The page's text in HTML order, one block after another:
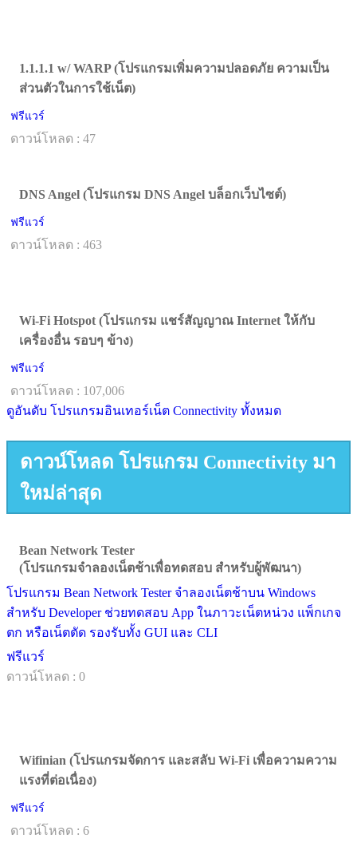
1.1.1.1 w/ WARP (โปรแกรมเพิ่มความปลอดภัย ความเป็น
ส่วนตัวในการใช้เน็ต)
ฟรีแวร์
ดาวน์โหลด : 47
DNS Angel (โปรแกรม DNS Angel บล็อกเว็บไซต์)
ฟรีแวร์
ดาวน์โหลด : 463
Wi-Fi Hotspot (โปรแกรม แชร์สัญญาณ Internet ให้กับ
เครื่องอื่น รอบๆ ข้าง)
ฟรีแวร์
ดาวน์โหลด : 107,006
ดูอันดับ โปรแกรมอินเทอร์เน็ต Connectivity ทั้งหมด
ดาวน์โหลด โปรแกรม Connectivity มา
ใหม่ล่าสุด
Bean Network Tester
(โปรแกรมจำลองเน็ตช้าเพื่อทดสอบ สำหรับผู้พัฒนา)
โปรแกรม Bean Network Tester จำลองเน็ตช้าบน Windows
สำหรับ Developer ช่วยทดสอบ App ในภาวะเน็ตหน่วง แพ็กเกจ
ตก หรือเน็ตตัด รองรับทั้ง GUI และ CLI
ฟรีแวร์
ดาวน์โหลด : 0
Wifinian (โปรแกรมจัดการ และสลับ Wi-Fi เพื่อความความ
แรงที่ต่อเนื่อง)
ฟรีแวร์
ดาวน์โหลด : 6